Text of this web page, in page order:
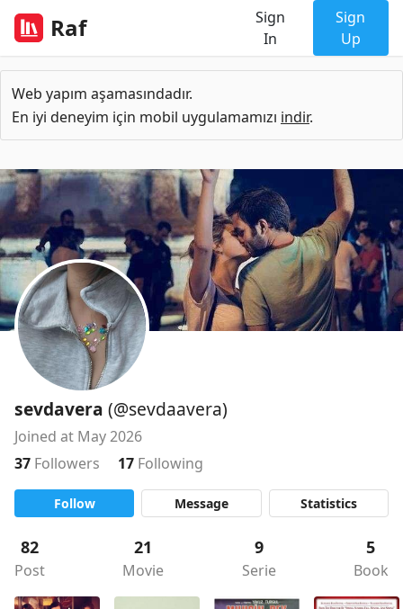
Raf
Sign
In
Sign
Up
Web yapım aşamasındadır.
En iyi deneyim için mobil uygulamamızı indir.
sevdavera (@sevdaavera)
Joined at May 2026
37 Followers 17 Following
Follow Message Statistics
82
Post
21
Movie
9
Serie
5
Book